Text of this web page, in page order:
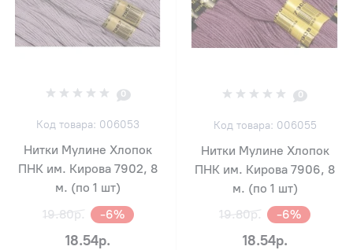
0
Код товара: 006053
Нитки Мулине Хлопок
ПНК им. Кирова 7902, 8
м. (по 1 шт)
19.80р.
-6%
18.54р.
0
Код товара: 006055
Нитки Мулине Хлопок
ПНК им. Кирова 7906, 8
м. (по 1 шт)
19.80р.
-6%
18.54р.